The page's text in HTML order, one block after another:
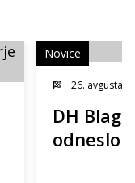
26. avgusta
DH
odneslo
Novice